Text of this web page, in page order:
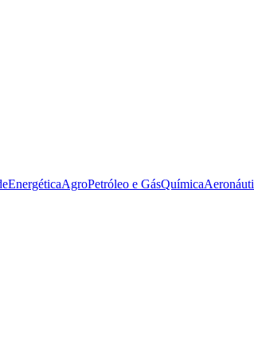
EnergéticaAgroPetróleo e GásQuímica